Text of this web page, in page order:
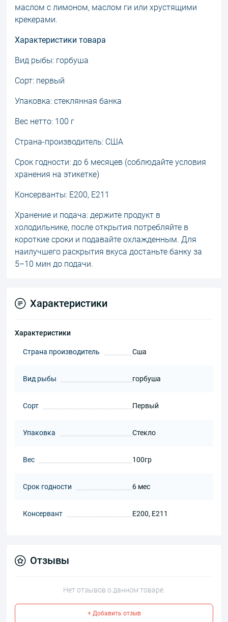
маслом с лимоном, маслом ги или хрустящими
крекерами.
Характеристики товара
Вид рыбы: горбуша
Сорт: первый
Упаковка: стеклянная банка
Вес нетто: 100 г
Страна-производитель: США
Срок годности: до 6 месяцев (соблюдайте условия
хранения на этикетке)
Консерванты: E200, E211
Хранение и подача: держите продукт в
холодильнике, после открытия потребляйте в
короткие сроки и подавайте охлажденным. Для
наилучшего раскрытия вкуса достаньте банку за
5–10 мин до подачи.
Характеристики
Характеристики
Страна производитель Сша
Вид рыбы горбуша
Сорт Первый
Упаковка Стекло
Вес 100гр
Срок годности 6 мес
Консервант Е200, Е211
Отзывы
Нет отзывов о данном товаре.
+ Добавить отзыв